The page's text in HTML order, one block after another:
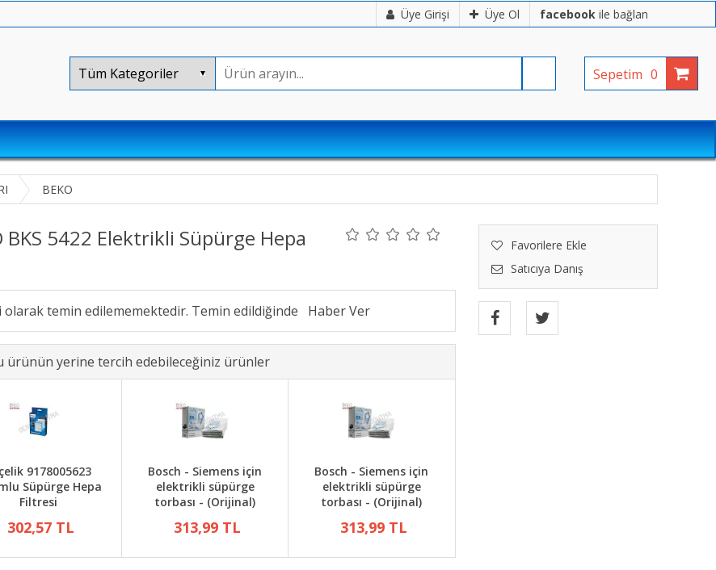
Üye Girişi Üye Ol facebook ile bağlan
Sepetim 0
BEKO
BKS 5422 Elektrikli Süpürge Hepa
Favorilere Ekle
Satıcıya Danış
olarak temin edilememektedir. Temin edildiğinde
ürünün yerine tercih edebileceğiniz ürünler
9178005623
Süpürge Hepa
Filtresi
302,57 TL
Bosch - Siemens için
elektrikli süpürge
torbası - (Orijinal)
313,99 TL
Bosch - Siemens için
elektrikli süpürge
torbası - (Orijinal)
313,99 TL